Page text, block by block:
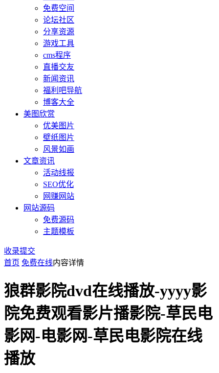
免费空间
论坛社区
分享资源
游戏工具
cms程序
直播交友
新闻资讯
福利吧导航
博客大全
美图欣赏
优美图片
壁纸图片
风景如画
文章资讯
活动线报
SEO优化
网赚网站
网站源码
免费源码
主题模板
收录提交
首页 免费在线内容详情
狼群影院dvd在线播放-yyyy影
院免费观看影片播影院-草民电
影网-电影网-草民电影院在线
播放